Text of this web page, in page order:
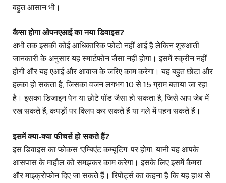
बहुत आसान भी।
कैसा होगा ओपनएआई का नया डिवाइस?
अभी तक इसकी कोई आधिकारिक फोटो नहीं आई है लेकिन शुरुआती
जानकारी के अनुसार यह स्मार्टफोन जैसा नहीं होगा। इसमें स्क्रीन नहीं
होगी और यह एआई और आवाज के जरिए काम करेगा। यह बहुत छोटा और
हल्का हो सकता है, जिसका वजन लगभग 10 से 15 ग्राम बताया जा रहा
है। इसका डिजाइन पेन या छोटे पॉड जैसा हो सकता है, जिसे आप जेब में
रख सकते हैं, कपड़ों पर क्लिप कर सकते हैं या गले में पहन सकते हैं।
इसमें क्या-क्या फीचर्स हो सकते हैं?
इस डिवाइस का फोकस ‘एम्बिएंट कम्यूटिंग’ पर होगा, यानी यह आपके
आसपास के माहौल को समझकर काम करेगा। इसके लिए इसमें कैमरा
और माइक्रोफोन दिए जा सकते हैं। रिपोर्ट्स का कहना है कि यह हाथ से